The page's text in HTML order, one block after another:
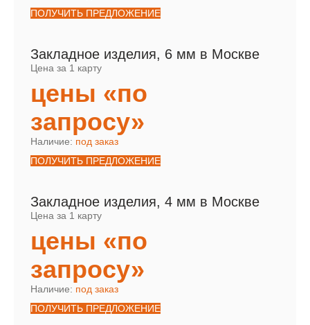
ПОЛУЧИТЬ ПРЕДЛОЖЕНИЕ
Закладное изделия, 6 мм в Москве
Цена за 1 карту
цены «по
запросу»
Наличие: под заказ
ПОЛУЧИТЬ ПРЕДЛОЖЕНИЕ
Закладное изделия, 4 мм в Москве
Цена за 1 карту
цены «по
запросу»
Наличие: под заказ
ПОЛУЧИТЬ ПРЕДЛОЖЕНИЕ